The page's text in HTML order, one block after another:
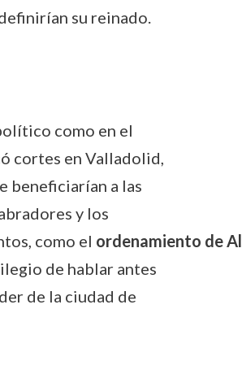
su reinado.
como en el
cortes en Valladolid,
beneficiarían a las
y los
como el ordenamiento de
de hablar antes
de la ciudad de